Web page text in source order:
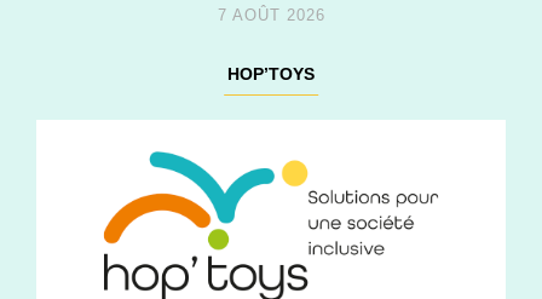
7 AOÛT 2026
HOP’TOYS